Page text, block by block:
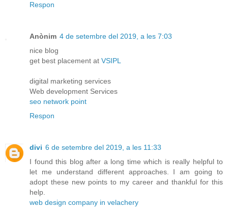
Respon
Anònim 4 de setembre del 2019, a les 7:03
nice blog
get best placement at VSIPL
digital marketing services
Web development Services
seo network point
Respon
divi 6 de setembre del 2019, a les 11:33
I found this blog after a long time which is really helpful to
let me understand different approaches. I am going to
adopt these new points to my career and thankful for this
help.
web design company in velachery